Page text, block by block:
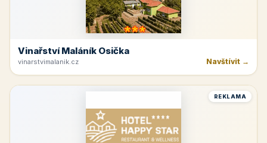
Vinařství Maláník Osička
vinarstvimalanik.cz Navštívit →
REKLAMA